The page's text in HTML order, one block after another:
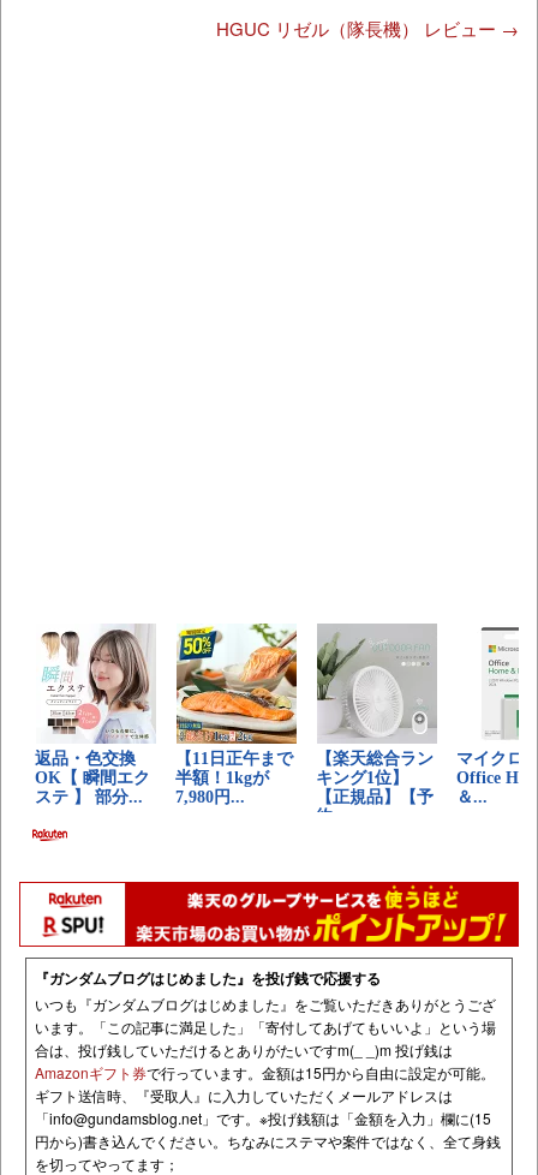
HGUC リゼル（隊長機） レビュー →
『ガンダムブログはじめました』を投げ銭で応援する
いつも『ガンダムブログはじめました』をご覧いただきありがとうござ
います。「この記事に満足した」「寄付してあげてもいいよ」という場
合は、投げ銭していただけるとありがたいですm(_ _)m 投げ銭は
Amazonギフト券で行っています。金額は15円から自由に設定が可能。
ギフト送信時、『受取人』に入力していただくメールアドレスは
「info@gundamsblog.net 」です。 ※投げ銭額は「金額を入力」欄に(15
円から)書き込んでください。ちなみにステマや案件ではなく、全て身銭
を切ってやってます；